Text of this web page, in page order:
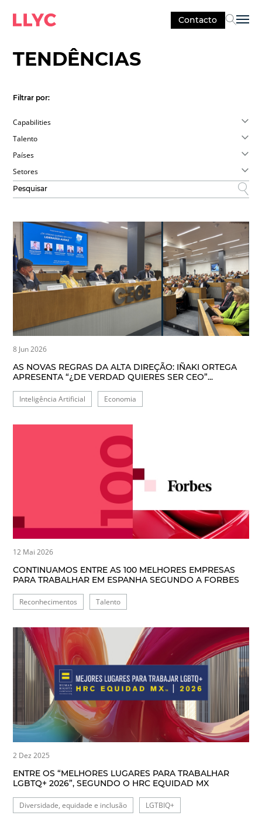
Contacto
TENDÊNCIAS
Filtrar por:
Capabilities
Talento
Países
Setores
8 Jun 2026
AS NOVAS REGRAS DA ALTA DIREÇÃO: IÑAKI ORTEGA
APRESENTA “¿DE VERDAD QUIERES SER CEO”...
Inteligência Artificial Economia
12 Mai 2026
CONTINUAMOS ENTRE AS 100 MELHORES EMPRESAS
PARA TRABALHAR EM ESPANHA SEGUNDO A FORBES
Reconhecimentos Talento
2 Dez 2025
ENTRE OS “MELHORES LUGARES PARA TRABALHAR
LGBTQ+ 2026”, SEGUNDO O HRC EQUIDAD MX
Diversidade, equidade e inclusão LGTBIQ+